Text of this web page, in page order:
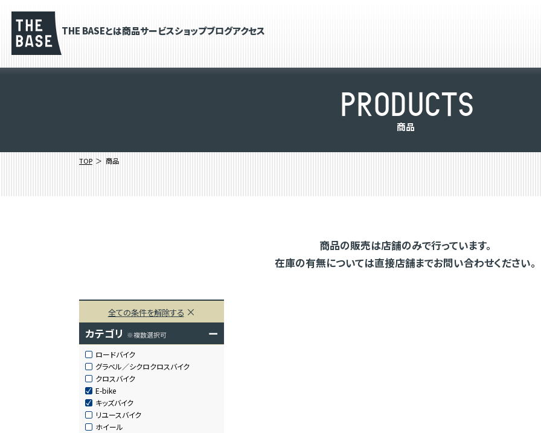
THE BASEとは商品サービスショップブログアクセス
PRODUCTS
商品
TOP 商品
商品の販売は店舗のみで行っています。
在庫の有無については直接店舗までお問い合わせください。
全ての条件を解除する
カテゴリ ※複数選択可 ー
ロードバイク
グラベル／シクロクロスバイク
クロスバイク
E-bike
キッズバイク
リユースバイク
ホイール